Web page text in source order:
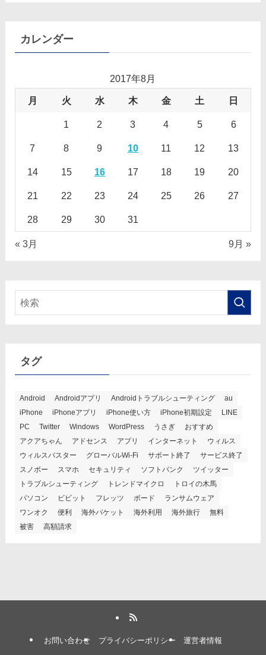
カレンダー
2017年8月
月 火 水 木 金 土 日
1 2 3 4 5 6
7 8 9 10 11 12 13
14 15 16 17 18 19 20
21 22 23 24 25 26 27
28 29 30 31
« 3月 9月 »
タグ
Android Androidアプリ Androidトラブルシューティング
au
iPhone
iPhoneアプリ iPhone使い方 iPhone初期設定
LINE
PC
Twitter Windows WordPress うさぎ
おすすめ
アクアちゃん
アドセンス アプリ インターネット
ウィルス
ウィルスバスター
グローバルWi-Fi サポート終了
サービス終了
スノボー
スマホ セキュリティ ソフトバンク
ツイッター
トラブルシューティング
トレンドマイクロ
トロイの木馬
パソコン
ビビット フレッツ ボード
ランサムウェア
ワンオク
便利 海外パケット 海外利用 海外旅行
無料
被害
高額請求
お問い合わせ プライバシーポリシー 運営者情報